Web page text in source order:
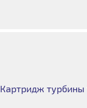
Картридж турбины